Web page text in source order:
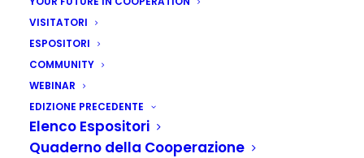
VISITATORI
ESPOSITORI
COMMUNITY
WEBINAR
EDIZIONE PRECEDENTE
Elenco Espositori
Quaderno della Cooperazione
Kenya: introdotta
nuova profilassi